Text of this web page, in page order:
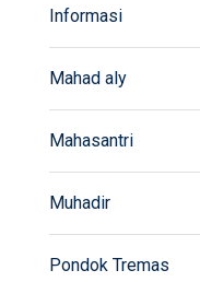
Informasi
Mahad aly
Mahasantri
Muhadir
Pondok Tremas